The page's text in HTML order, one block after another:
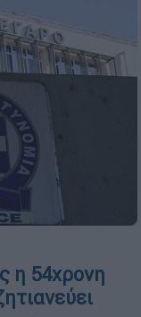
η 54χρονη